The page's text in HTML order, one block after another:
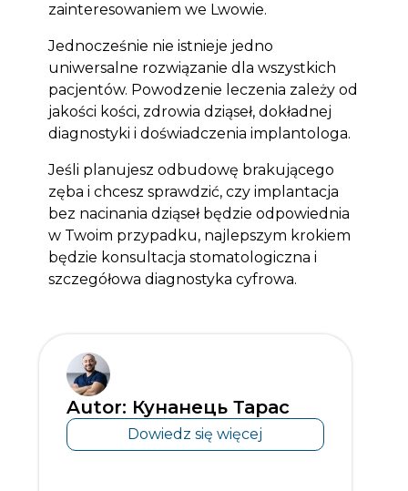
zainteresowaniem we Lwowie.
Jednocześnie nie istnieje jedno
uniwersalne rozwiązanie dla wszystkich
pacjentów. Powodzenie leczenia zależy od
jakości kości, zdrowia dziąseł, dokładnej
diagnostyki i doświadczenia implantologa.
Jeśli planujesz odbudowę brakującego
zęba i chcesz sprawdzić, czy implantacja
bez nacinania dziąseł będzie odpowiednia
w Twoim przypadku, najlepszym krokiem
będzie konsultacja stomatologiczna i
szczegółowa diagnostyka cyfrowa.
Autor: Кунанець Тарас
Dowiedz się więcej